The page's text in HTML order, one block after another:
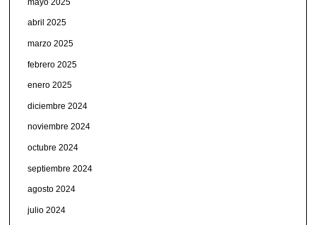
mayo 2025
abril 2025
marzo 2025
febrero 2025
enero 2025
diciembre 2024
noviembre 2024
octubre 2024
septiembre 2024
agosto 2024
julio 2024